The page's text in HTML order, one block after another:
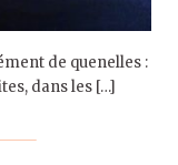
de quenelles :
dans les […]